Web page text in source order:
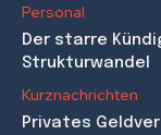
Personal
Der starre
Strukturwandel
Kurznachrichten
Privates